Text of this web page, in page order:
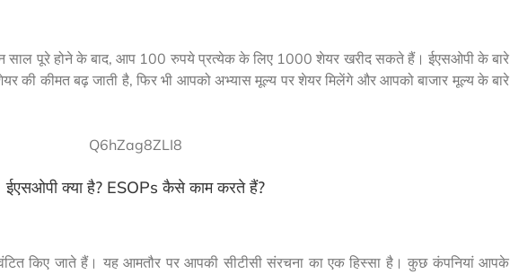
साल पूरे होने के बाद, आप 100 रुपये प्रत्येक के लिए 1000 शेयर खरीद सकते हैं। ईएसओपी के बारे
की कीमत बढ़ जाती है, फिर भी आपको अभ्यास मूल्य पर शेयर मिलेंगे और आपको बाजार मूल्य के बारे
Q6hZag8ZLI8
ईएसओपी क्या है? ESOPs कैसे काम करते हैं?
किए जाते हैं। यह आमतौर पर आपकी सीटीसी संरचना का एक हिस्सा है। कुछ कंपनियां आपके